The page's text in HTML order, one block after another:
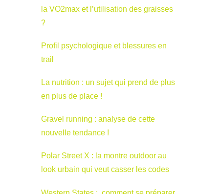
la VO2max et l’utilisation des graisses
?
Profil psychologique et blessures en
trail
La nutrition : un sujet qui prend de plus
en plus de place !
Gravel running : analyse de cette
nouvelle tendance !
Polar Street X : la montre outdoor au
look urbain qui veut casser les codes